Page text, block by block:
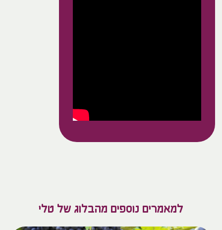
למאמרים נוספים מהבלוג של טלי